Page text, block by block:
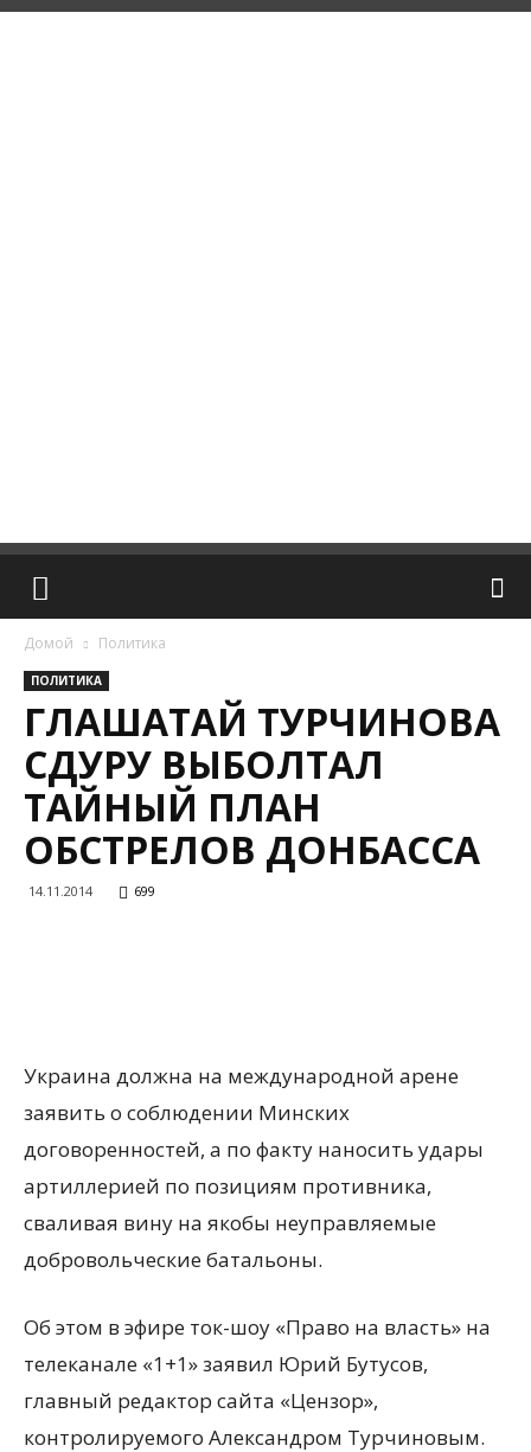
Домой Политика
ПОЛИТИКА
ГЛАШАТАЙ ТУРЧИНОВА
СДУРУ ВЫБОЛТАЛ
ТАЙНЫЙ ПЛАН
ОБСТРЕЛОВ ДОНБАССА
14.11.2014 699
Украина должна на международной арене
заявить о соблюдении Минских
договоренностей, а по факту наносить удары
артиллерией по позициям противника,
сваливая вину на якобы неуправляемые
добровольческие батальоны.
Об этом в эфире ток-шоу «Право на власть» на
телеканале «1+1» заявил Юрий Бутусов,
главный редактор сайта «Цензор»,
контролируемого Александром Турчиновым.